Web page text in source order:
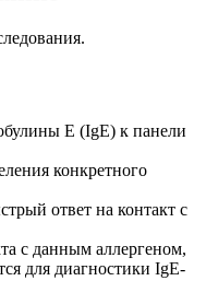
Е (IgE) к панели
конкретного
ответ на контакт с
с данным аллергеном,
для диагностики IgE-